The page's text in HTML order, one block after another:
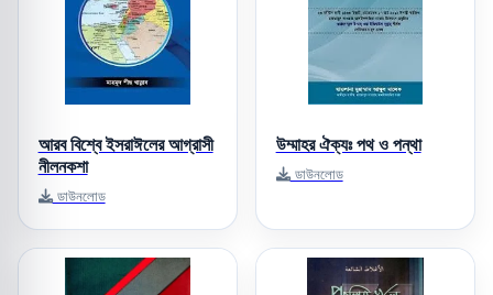
আরব বিশ্বে ইসরাঈলের আগ্রাসী
নীলনকশা
ডাউনলোড
উম্মাহর ঐক্যঃ পথ ও পন্থা
ডাউনলোড